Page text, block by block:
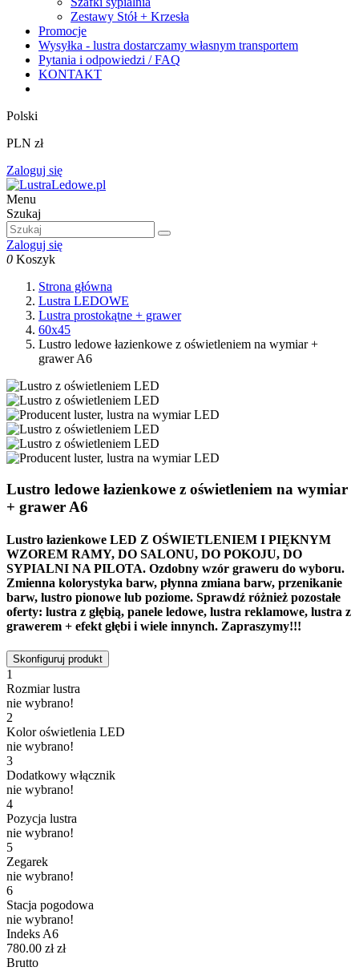
Zestawy Stół + Krzesła
Promocje
Wysyłka - lustra dostarczamy własnym transportem
Pytania i odpowiedzi / FAQ
KONTAKT
Polski
PLN zł
Zaloguj się
Menu
Szukaj
Zaloguj się
0 Koszyk
Strona główna
Lustra LEDOWE
Lustra prostokątne + grawer
60x45
Lustro ledowe łazienkowe z oświetleniem na wymiar +
grawer A6
Lustro ledowe łazienkowe z oświetleniem na wymiar
+ grawer A6
Lustro łazienkowe LED Z OŚWIETLENIEM I PIĘKNYM
WZOREM RAMY, DO SALONU, DO POKOJU, DO
SYPIALNI NA PILOTA. Ozdobny wzór graweru do wyboru.
Zmienna kolorystyka barw, płynna zmiana barw, przenikanie
barw, lustro pionowe lub poziome. Sprawdź różnież pozostałe
oferty: lustra z głębią, panele ledowe, lustra reklamowe, lustra z
grawerem + efekt głębi i wiele innynch. Zapraszymy!!!
Skonfiguruj produkt
1
Rozmiar lustra
nie wybrano!
2
Kolor oświetlenia LED
nie wybrano!
3
Dodatkowy włącznik
nie wybrano!
4
Pozycja lustra
nie wybrano!
5
Zegarek
nie wybrano!
6
Stacja pogodowa
nie wybrano!
Indeks A6
780.00 złzł
Brutto